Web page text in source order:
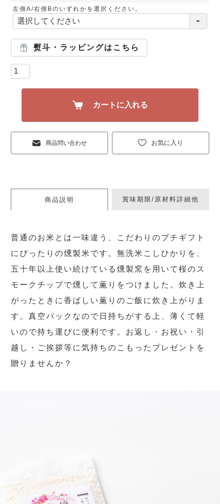
左側A/右側Bのいずれかを選択ください。
熨斗・ラッピングはこちら
お気に入り
カートに入れる
商品問い合わせ
商品説明 賞味期限/原材料詳細他
普通のお米とは一味違う、こだわりのプチギフト
にぴったりの燻製米です。無洗米こしひかりを、
五十年以上使い続けている燻製窯を用いて桜のス
モークチップで燻して薫りをつけました。炊き上
がったときに香ばしい薫りのご飯に炊き上がりま
す。真空パックなので日持ちがする上、薄くて軽
いので持ち運びに便利です。お返し・お祝い・引
越し・ご挨拶等に気持ちのこもったプレゼントを
贈りませんか？